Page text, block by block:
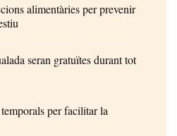
alimentàries per prevenir
seran gratuïtes durant tot
per facilitar la